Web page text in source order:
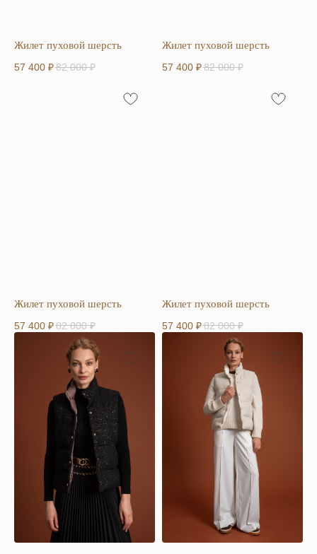
Жилет пуховой шерсть
57 400 ₽82 000 ₽
Жилет пуховой шерсть
57 400 ₽82 000 ₽
Жилет пуховой шерсть
57 400 ₽82 000 ₽
Жилет пуховой шерсть
57 400 ₽82 000 ₽